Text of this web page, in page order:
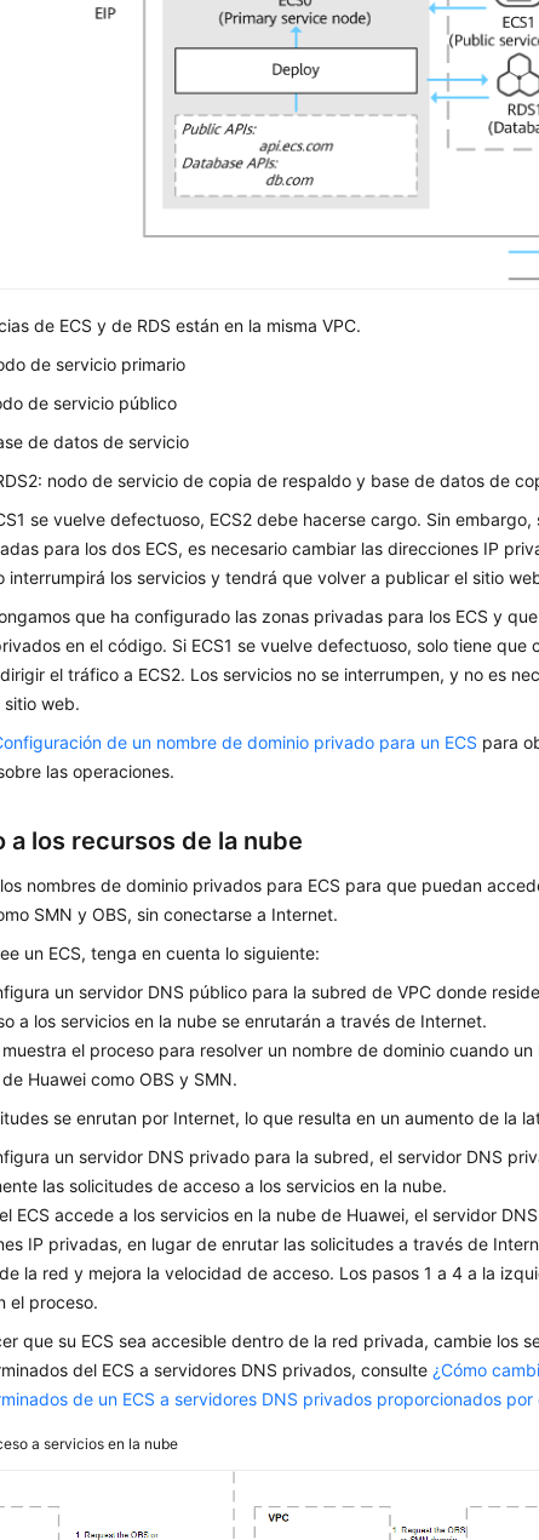
de ECS y de RDS están en la misma VPC.
de servicio primario
de servicio público
de datos de servicio
nodo de servicio de copia de respaldo y base de datos de
se vuelve defectuoso, ECS2 debe hacerse cargo. Sin
para los dos ECS, es necesario cambiar las direcciones IP
interrumpirá los servicios y tendrá que volver a publicar el sitio
que ha configurado las zonas privadas para los ECS y
en el código. Si ECS1 se vuelve defectuoso, solo tiene que
el tráfico a ECS2. Los servicios no se interrumpen, y no es
web.
de un nombre de dominio privado para un ECS para
las operaciones.
a los recursos de la nube
nombres de dominio privados para ECS para que puedan
SMN y OBS, sin conectarse a Internet.
un ECS, tenga en cuenta lo siguiente:
un servidor DNS público para la subred de VPC donde
a los servicios en la nube se enrutarán a través de Internet.
muestra el proceso para resolver un nombre de dominio cuando un
Huawei como OBS y SMN.
se enrutan por Internet, lo que resulta en un aumento de la
un servidor DNS privado para la subred, el servidor DNS
las solicitudes de acceso a los servicios en la nube.
ECS accede a los servicios en la nube de Huawei, el servidor
IP privadas, en lugar de enrutar las solicitudes a través de
la red y mejora la velocidad de acceso. Los pasos 1 a 4 a la
el proceso.
que su ECS sea accesible dentro de la red privada, cambie los
del ECS a servidores DNS privados, consulte ¿Cómo
de un ECS a servidores DNS privados proporcionados por
a servicios en la nube